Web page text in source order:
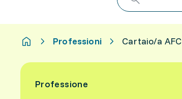
Professioni Cartaio/a AFC
Professione